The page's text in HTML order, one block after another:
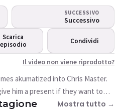
SUCCESSIVO
Successivo
Scarica
episodio
Condividi
Il video non viene riprodotto?
akumatized into Chris Master.
him a present if they want to
Mostra tutto →